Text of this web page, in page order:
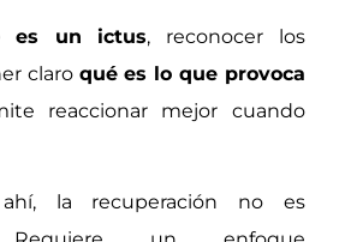
es un ictus, reconocer los
claro qué es lo que provoca
reaccionar mejor cuando
la recuperación no es